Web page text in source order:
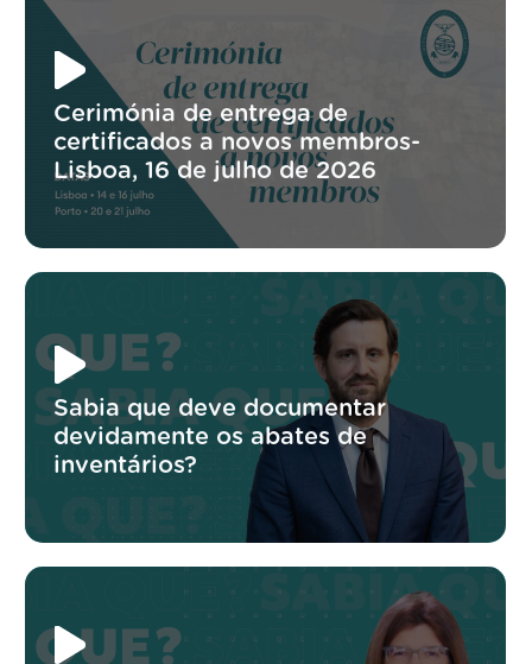
Cerimónia de entrega de
certificados a novos membros-
Lisboa, 16 de julho de 2026
Sabia que deve documentar
devidamente os abates de
inventários?